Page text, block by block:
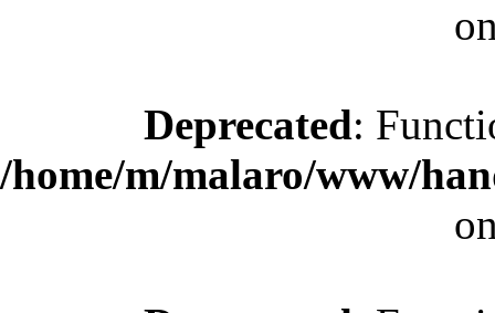
Deprecated:
/home/m/malaro/www/